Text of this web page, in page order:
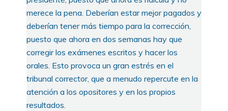
merece la pena. Deberían estar mejor pagados y
deberían tener más tiempo para la corrección,
puesto que ahora en dos semanas hay que
corregir los exámenes escritos y hacer los
orales. Esto provoca un gran estrés en el
tribunal corrector, que a menudo repercute en la
atención a los opositores y en los propios
resultados.